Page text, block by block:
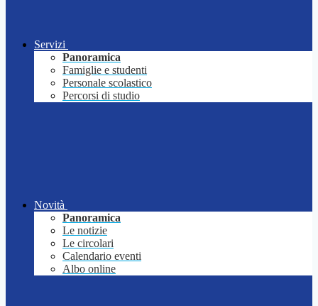
Servizi
Panoramica
Famiglie e studenti
Personale scolastico
Percorsi di studio
Novità
Panoramica
Le notizie
Le circolari
Calendario eventi
Albo online